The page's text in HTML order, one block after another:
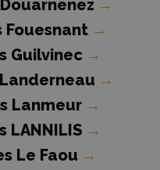
→
Fouesnant →
Guilvinec →
→
Lanmeur →
LANNILIS →
Le Faou →